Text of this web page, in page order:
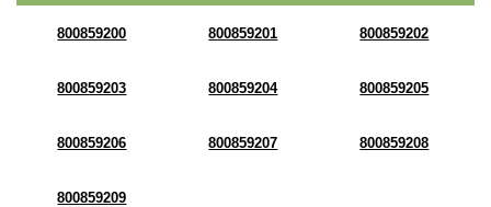
800859200 800859201 800859202
800859203 800859204 800859205
800859206 800859207 800859208
800859209